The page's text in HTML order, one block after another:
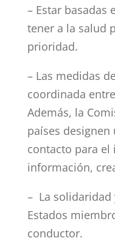
– Estar basadas
tener a la salud
prioridad.
– Las medidas
coordinada
Además, la
países
contacto para
información,
– La solidaridad
Estados
conductor.